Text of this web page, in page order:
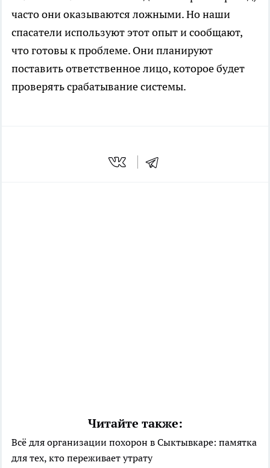
часто они оказываются ложными. Но наши
спасатели используют этот опыт и сообщают,
что готовы к проблеме. Они планируют
поставить ответственное лицо, которое будет
проверять срабатывание системы.
Читайте также:
Всё для организации похорон в Сыктывкаре: памятка
для тех, кто переживает утрату